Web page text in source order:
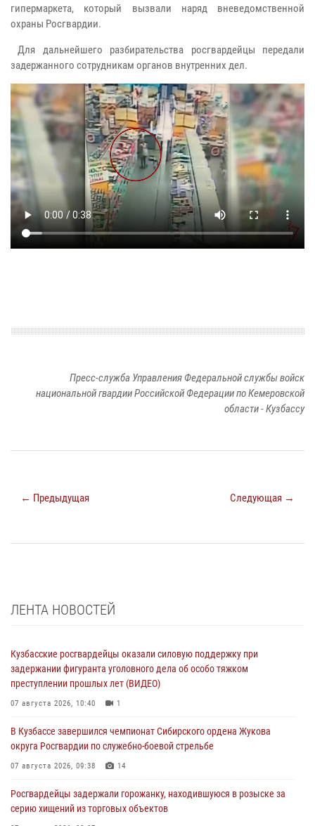
гипермаркета, который вызвали наряд вневедомственной
охраны Росгвардии.
Для дальнейшего разбирательства росгвардейцы передали
задержанного сотрудникам органов внутренних дел.
Пресс-служба Управления Федеральной службы войск
национальной гвардии Российской Федерации по Кемеровской
области - Кузбассу
← Предыдущая Следующая →
ЛЕНТА НОВОСТЕЙ
Кузбасские росгвардейцы оказали силовую поддержку при
задержании фигуранта уголовного дела об особо тяжком
преступлении прошлых лет (ВИДЕО)
07 августа 2026, 10:40 1
В Кузбассе завершился чемпионат Сибирского ордена Жукова
округа Росгвардии по служебно-боевой стрельбе
07 августа 2026, 09:38 14
Росгвардейцы задержали горожанку, находившуюся в розыске за
серию хищений из торговых объектов